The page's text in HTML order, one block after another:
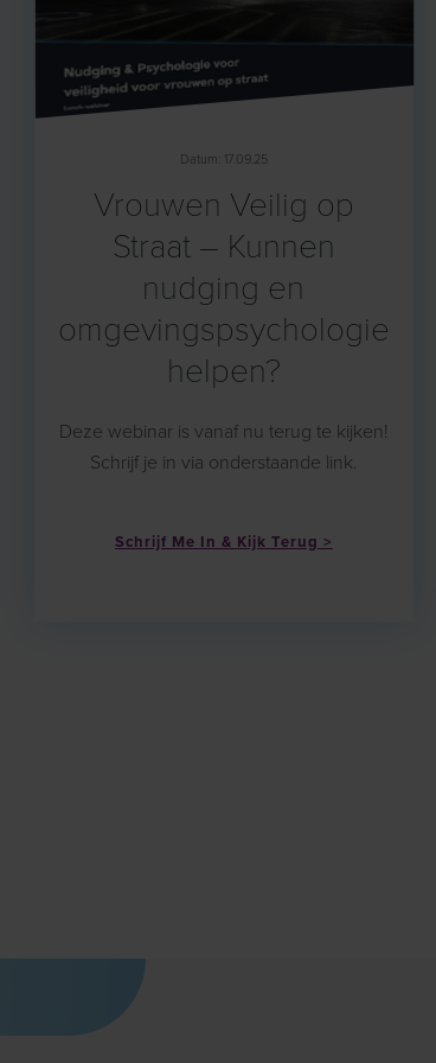
Datum: 17.09.25
Vrouwen Veilig op
Straat – Kunnen
nudging en
omgevingspsychologie
helpen?
Deze webinar is vanaf nu terug te kijken!
Schrijf je in via onderstaande link.
Schrijf Me In & Kijk Terug